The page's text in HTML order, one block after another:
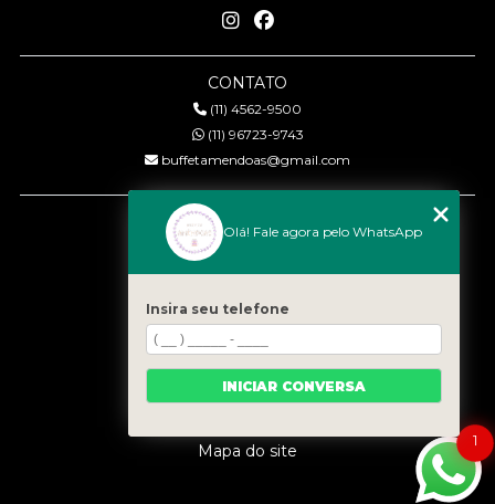
CONTATO
(11) 4562-9500
(11) 96723-9743
buffetamendoas@gmail.com
MENU
Quem somos
Serviços
Eventos
Gastronomia
Contato
Mapa do site
1
Olá! Fale agora pelo WhatsApp
Insira seu telefone
INICIAR CONVERSA